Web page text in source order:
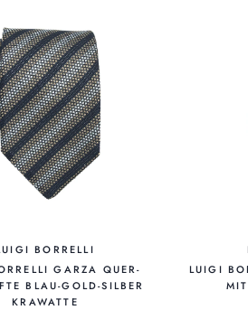
BORRELLI
GARZA QUER-
BLAU-GOLD-SILBER
KRAWATTE
LUIGI